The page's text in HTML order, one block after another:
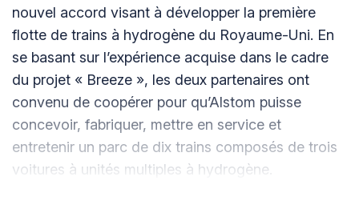
nouvel accord visant à développer la première
flotte de trains à hydrogène du Royaume-Uni. En
se basant sur l’expérience acquise dans le cadre
du projet « Breeze », les deux partenaires ont
convenu de coopérer pour qu’Alstom puisse
concevoir, fabriquer, mettre en service et
entretenir un parc de dix trains composés de trois
voitures à unités multiples à hydrogène.